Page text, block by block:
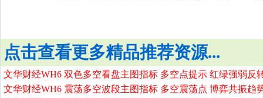
点击查看更多精品推荐资源...
文华财经WH6 双色多空看盘主图指标 多空点提示 红绿强弱反
文华财经WH6 震荡多空波段主图指标 多空震荡点 博弈共振趋